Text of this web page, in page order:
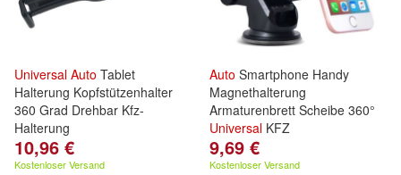
Universal Auto Tablet
Halterung Kopfstützenhalter
360 Grad Drehbar Kfz-
Halterung
10,96 €
Kostenloser Versand
Auto Smartphone Handy
Magnethalterung
Armaturenbrett Scheibe 360°
Universal KFZ
9,69 €
Kostenloser Versand